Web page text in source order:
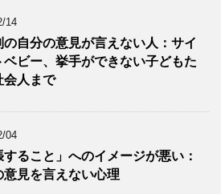
14
の自分の意見が言えない人：サイ
ベビー、挙手ができない子どもた
会人まで
04
すること」へのイメージが悪い：
意見を言えない心理